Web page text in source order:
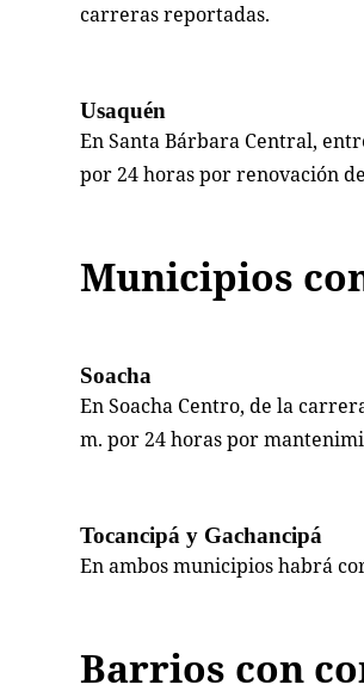
carreras reportadas.
Usaquén
En Santa Bárbara Central,
por 24 horas por renovación
Municipios
Soacha
En Soacha Centro, de la
m. por 24 horas por
Tocancipá y Gachancipá
En ambos municipios habrá
Barrios con